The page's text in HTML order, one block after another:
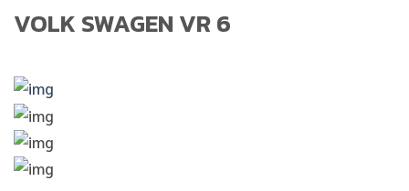
VOLK SWAGEN​ VR 6